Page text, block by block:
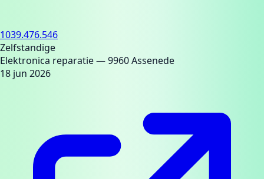
1039.476.546
Zelfstandige
Elektronica reparatie— 9960 Assenede
18 jun 2026